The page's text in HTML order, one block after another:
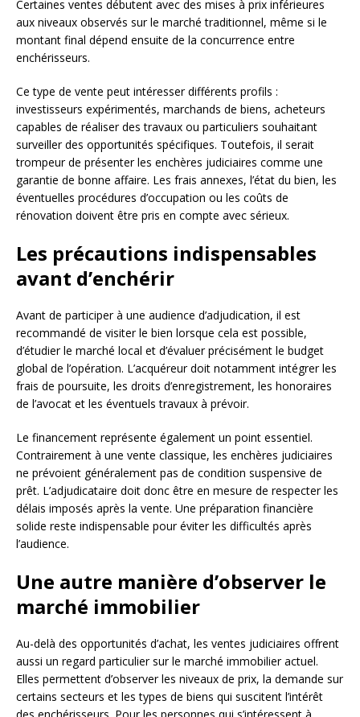
Certaines ventes débutent avec des mises à prix inférieures
aux niveaux observés sur le marché traditionnel, même si le
montant final dépend ensuite de la concurrence entre
enchérisseurs.
Ce type de vente peut intéresser différents profils :
investisseurs expérimentés, marchands de biens, acheteurs
capables de réaliser des travaux ou particuliers souhaitant
surveiller des opportunités spécifiques. Toutefois, il serait
trompeur de présenter les enchères judiciaires comme une
garantie de bonne affaire. Les frais annexes, l’état du bien, les
éventuelles procédures d’occupation ou les coûts de
rénovation doivent être pris en compte avec sérieux.
Les précautions indispensables
avant d’enchérir
Avant de participer à une audience d’adjudication, il est
recommandé de visiter le bien lorsque cela est possible,
d’étudier le marché local et d’évaluer précisément le budget
global de l’opération. L’acquéreur doit notamment intégrer les
frais de poursuite, les droits d’enregistrement, les honoraires
de l’avocat et les éventuels travaux à prévoir.
Le financement représente également un point essentiel.
Contrairement à une vente classique, les enchères judiciaires
ne prévoient généralement pas de condition suspensive de
prêt. L’adjudicataire doit donc être en mesure de respecter les
délais imposés après la vente. Une préparation financière
solide reste indispensable pour éviter les difficultés après
l’audience.
Une autre manière d’observer le
marché immobilier
Au-delà des opportunités d’achat, les ventes judiciaires offrent
aussi un regard particulier sur le marché immobilier actuel.
Elles permettent d’observer les niveaux de prix, la demande sur
certains secteurs et les types de biens qui suscitent l’intérêt